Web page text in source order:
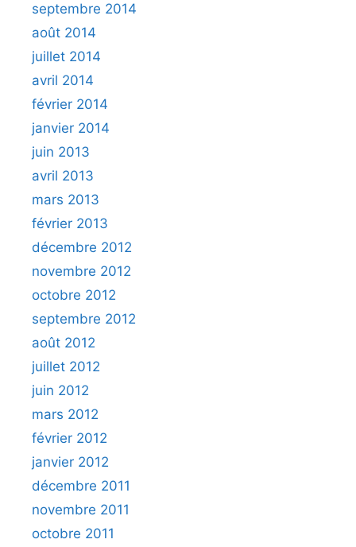
septembre 2014
août 2014
juillet 2014
avril 2014
février 2014
janvier 2014
juin 2013
avril 2013
mars 2013
février 2013
décembre 2012
novembre 2012
octobre 2012
septembre 2012
août 2012
juillet 2012
juin 2012
mars 2012
février 2012
janvier 2012
décembre 2011
novembre 2011
octobre 2011